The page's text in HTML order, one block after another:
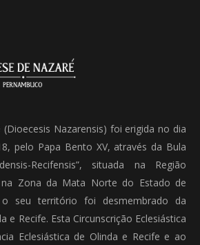
Nazarensis) foi erigida no dia
pelo Papa Bento XV, através da Bula
Recifensis”, situada na Região
Zona da Mata Norte do Estado de
o seu território foi desmembrado da
e Recife. Esta Circunscrição Eclesiástica
Eclesiástica de Olinda e Recife e ao